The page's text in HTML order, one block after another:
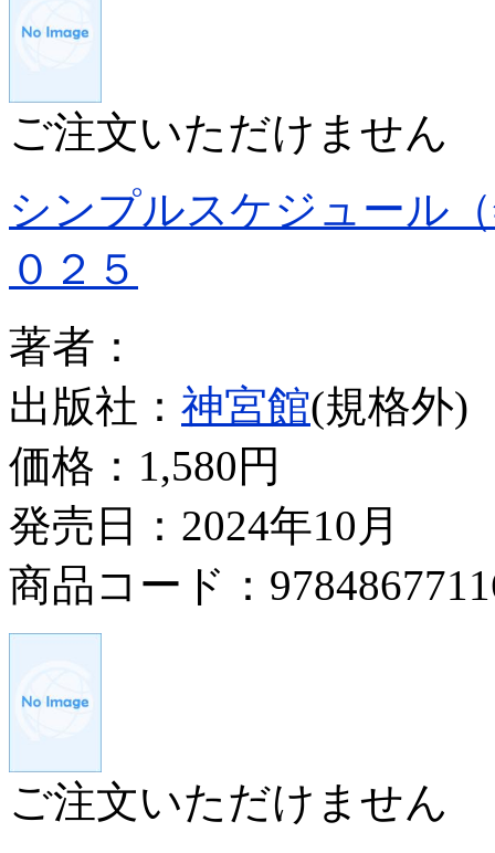
ご注文いただけません
シンプルスケジュール
０２５
著者：
出版社： 神宮館(規格外)
価格： 1,580円
発売日：2024年10月
商品コード：
ご注文いただけません